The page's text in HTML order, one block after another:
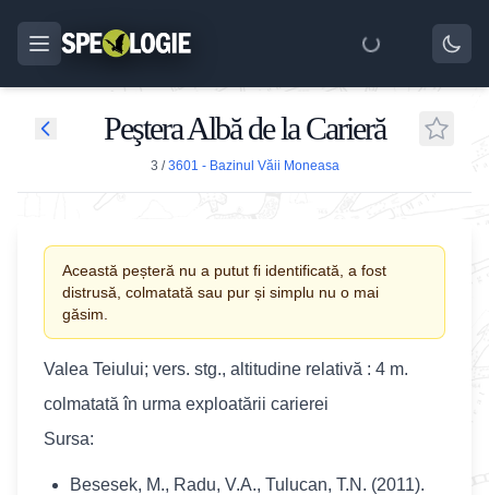
Peştera Albă de la Carieră
3 /3601 - Bazinul Văii Moneasa
Această peșteră nu a putut fi identificată, a fost
distrusă, colmatată sau pur și simplu nu o mai
găsim.
Valea Teiului; vers. stg., altitudine relativă : 4 m.
colmatatăîn urma exploatării carierei
Sursa:
Besesek, M., Radu, V.A., Tulucan, T.N. (2011).